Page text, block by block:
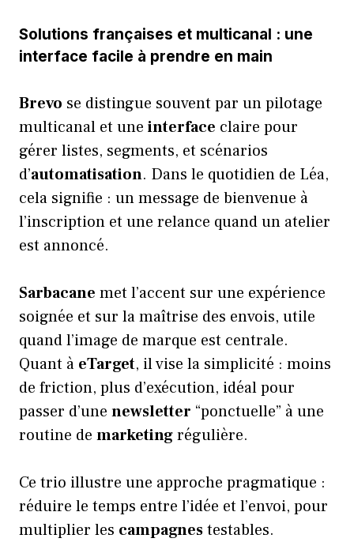
Solutions françaises et multicanal : une
interface facile à prendre en main
Brevo se distingue souvent par un pilotage
multicanal et une interface claire pour
gérer listes, segments, et scénarios
d’automatisation. Dans le quotidien de Léa,
cela signifie : un message de bienvenue à
l’inscription et une relance quand un atelier
est annoncé.
Sarbacane met l’accent sur une expérience
soignée et sur la maîtrise des envois, utile
quand l’image de marque est centrale.
Quant à eTarget, il vise la simplicité : moins
de friction, plus d’exécution, idéal pour
passer d’une newsletter “ponctuelle” à une
routine de marketingrégulière.
Ce trio illustre une approche pragmatique :
réduire le temps entre l’idée et l’envoi, pour
multiplier les campagnestestables.